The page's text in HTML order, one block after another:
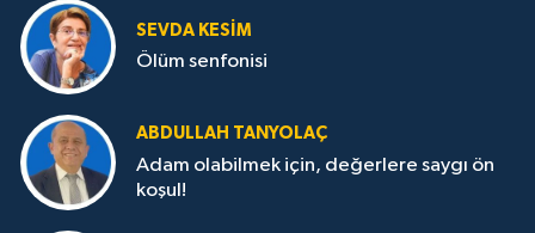
SEVDA KESİM
Ölüm senfonisi
ABDULLAH TANYOLAÇ
Adam olabilmek için, değerlere saygı ön
koşul!